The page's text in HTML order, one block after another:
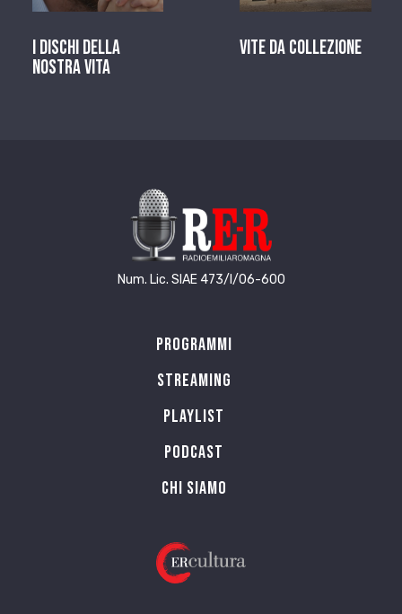
I dischi della
nostra vita
Vite da Collezione
Num. Lic. SIAE 473/I/06-600
Programmi
Streaming
Playlist
PODCAST
Chi siamo